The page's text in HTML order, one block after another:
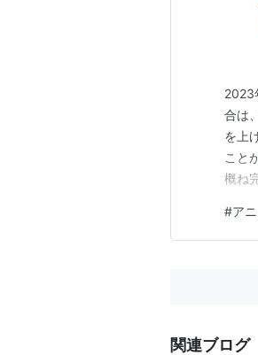
2023
合は
を上
こと
概ね
Dが
うの
#ア
関連ブログ